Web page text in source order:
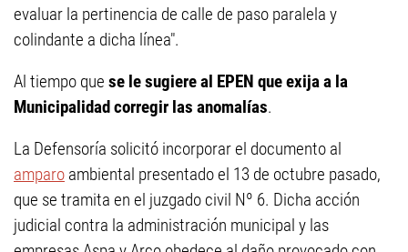
evaluar la pertinencia de calle de paso paralela y
colindante a dicha línea".
Al tiempo que se le sugiere al EPEN que exija a la
Municipalidad corregir las anomalías.
La Defensoría solicitó incorporar el documento al
amparo ambiental presentado el 13 de octubre pasado,
que se tramita en el juzgado civil Nº 6. Dicha acción
judicial contra la administración municipal y las